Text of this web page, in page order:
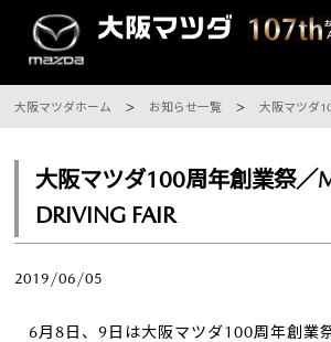
大阪マツダホーム お知らせ一覧 大阪マツダ100周
大阪マツダ100周年創業祭／
DRIVING FAIR
2019/06/05
6月8日、9日は大阪マツダ100周年創業